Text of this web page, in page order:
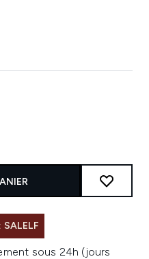
sous 24h (jours